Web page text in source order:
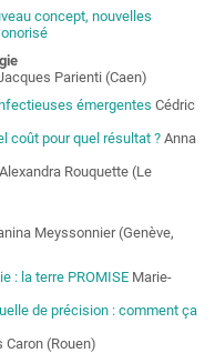
concept, nouvelles
Parienti (Caen)
émergentes Cédric
coût pour quel résultat ?Anna
Alexandra Rouquette (Le
Meyssonnier (Genève,
: la terre PROMISE Marie-
de précision : comment ça
Caron (Rouen)